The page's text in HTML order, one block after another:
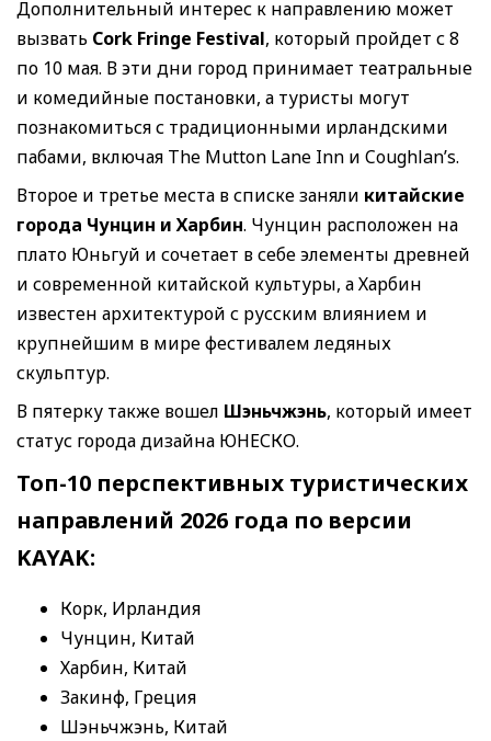
Дополнительный интерес к направлению может
вызвать Cork Fringe Festival, который пройдет с 8
по 10 мая. В эти дни город принимает театральные
и комедийные постановки, а туристы могут
познакомиться с традиционными ирландскими
пабами, включая The Mutton Lane Inn и Coughlan’s.
Второе и третье места в списке заняли китайские
города Чунцин и Харбин. Чунцин расположен на
плато Юньгуй и сочетает в себе элементы древней
и современной китайской культуры, а Харбин
известен архитектурой с русским влиянием и
крупнейшим в мире фестивалем ледяных
скульптур.
В пятерку также вошел Шэньчжэнь, который имеет
статус города дизайна ЮНЕСКО.
Топ-10 перспективных туристических
направлений 2026 года по версии
KAYAK:
Корк, Ирландия
Чунцин, Китай
Харбин, Китай
Закинф, Греция
Шэньчжэнь, Китай